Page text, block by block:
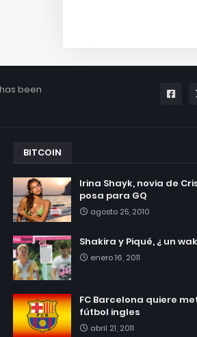
been
BITCOIN
Irina Shayk, novia de
posa para GQ
agosto 25, 2010
Shakira y Piqué, ¿ un
enero 16, 2011
FC Barcelona quiere
fútbol ingles
abril 21, 2011